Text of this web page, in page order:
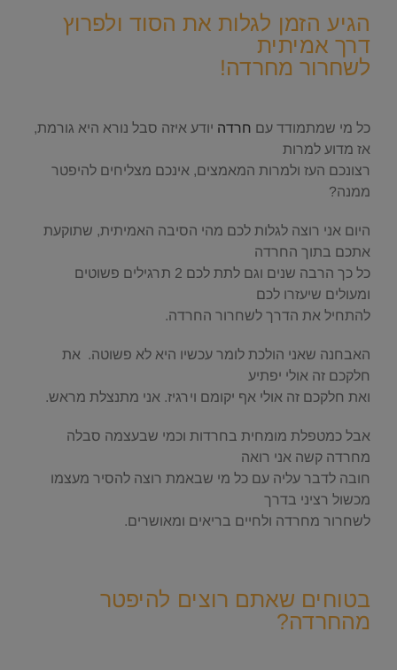
הגיע הזמן לגלות את הסוד ולפרוץ
דרך אמיתית
לשחרור מחרדה!
כל מי שמתמודד עם חרדה יודע איזה סבל נורא היא גורמת,
אז מדוע למרות
רצונכם העז ולמרות המאמצים, אינכם מצליחים להיפטר
ממנה?
היום אני רוצה לגלות לכם מהי הסיבה האמיתית, שתוקעת
אתכם בתוך החרדה
כל כך הרבה שנים וגם לתת לכם 2 תרגילים פשוטים
ומעולים שיעזרו לכם
להתחיל את הדרך לשחרור החרדה.
האבחנה שאני הולכת לומר עכשיו היא לא פשוטה. את
חלקכם זה אולי יפתיע
ואת חלקכם זה אולי אף יקומם וירגיז. אני מתנצלת מראש.
אבל כמטפלת מומחית בחרדות וכמי שבעצמה סבלה
מחרדה קשה אני רואה
חובה לדבר עליה עם כל מי שבאמת רוצה להסיר מעצמו
מכשול רציני בדרך
לשחרור מחרדה ולחיים בריאים ומאושרים.
בטוחים שאתם רוצים להיפטר
מהחרדה?